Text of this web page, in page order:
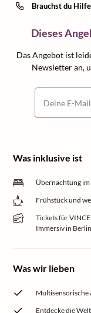
Brauchst du
Dieses
Das Angebot ist
Newsletter an,
Was inklusive ist
Übernachtung
Frühstück und
Tickets für
Immersiv in Berlin
Was wir lieben
Multisensorische
Entdecke die